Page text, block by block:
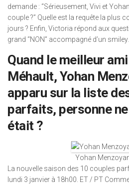
demande : “Sérieusement, Vivi et
couple ?” Quelle est la requête la plus
jours ? Enfin, Victoria répond aux
grand “NON” accompagné d’un smiley.
Quand le meilleur
Méhault, Yohan
apparu sur la liste
parfaits, personne
était ?
Yohan
La nouvelle saison des 10 couples
lundi 3 janvier à 18h00. ET / PT